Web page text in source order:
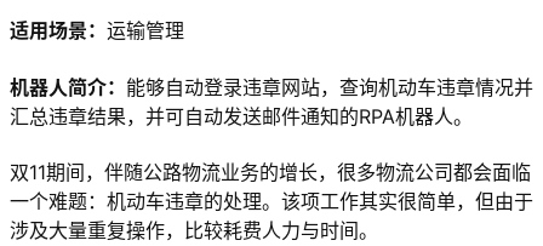
适用场景： 运输管理
机器人简介： 能够自动登录违章网站，查询机动车违章情况并
汇总违章结果，并可自动发送邮件通知的RPA机器人。
双11期间，伴随公路物流业务的增长，很多物流公司都会面临
一个难题：机动车违章的处理。该项工作其实很简单，但由于
涉及大量重复操作，比较耗费人力与时间。